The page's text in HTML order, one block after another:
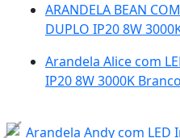
ARANDELA BEAN
DUPLO IP20 8W
Arandela Alice com
IP20 8W 3000K Branco